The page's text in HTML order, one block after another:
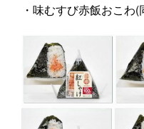
・味むすび赤飯おこわ(